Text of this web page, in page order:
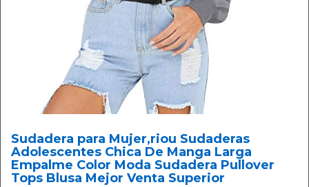
Sudadera para Mujer,riou Sudaderas
Adolescentes Chica De Manga Larga
Empalme Color Moda Sudadera Pullover
Tops Blusa Mejor Venta Superior